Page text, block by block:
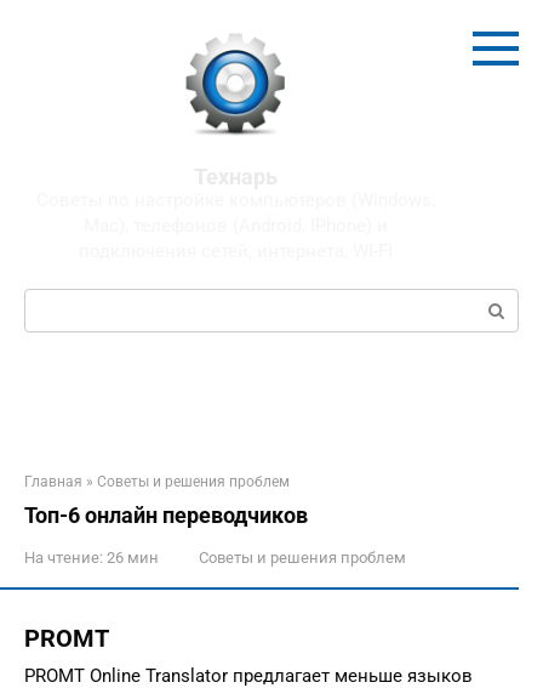
Поиск:
Главная » Советы и решения проблем
Топ-6 онлайн переводчиков
На чтение: 26 мин Советы и решения проблем
PROMT
PROMT Online Translator предлагает меньше языков